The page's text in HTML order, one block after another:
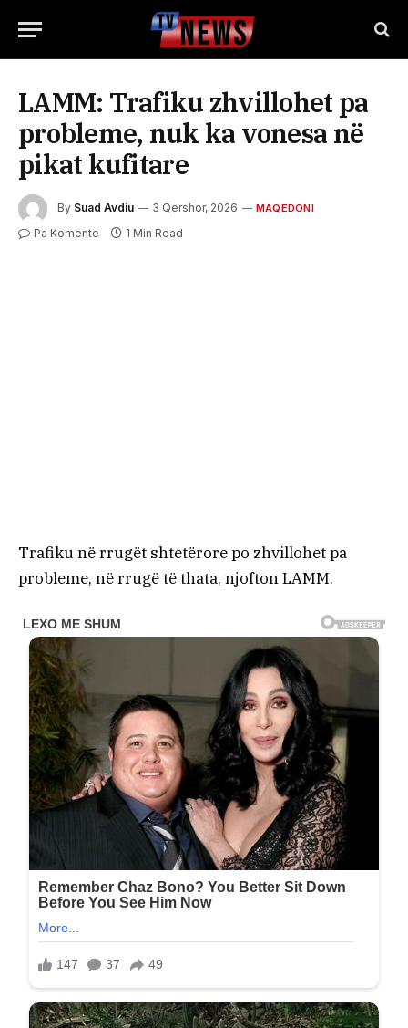
LAMM: Trafiku zhvillohet pa
probleme, nuk ka vonesa në
pikat kufitare
By Suad Avdiu 3 Qershor, 2026 MAQEDONI
Pa Komente 1 Min Read
Trafiku në rrugët shtetërore po zhvillohet pa
probleme, në rrugë të thata, njofton LAMM.